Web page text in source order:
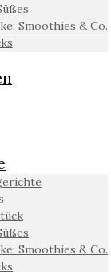
Smoothies & Co.
Smoothies & Co.